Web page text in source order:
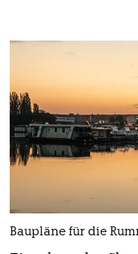
Baupläne für die